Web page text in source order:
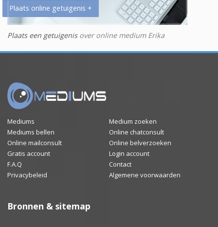
Plaats online getuigenis +
Plaats een getuigenisover online medium Erika
Mediums
Medium zoeken
Mediums bellen
Online chatconsult
Online mailconsult
Online belverzoeken
Gratis account
Login account
F.A.Q
Contact
Privacybeleid
Algemene voorwaarden
Bronnen & sitemap